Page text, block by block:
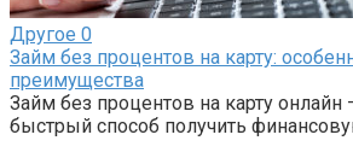
Другое 0
Займ без процентов на карту:
преимущества
Займ без процентов на карту онлайн
быстрый способ получить